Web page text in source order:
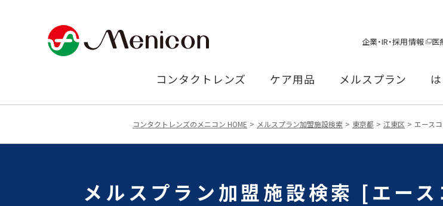
企業・IR・採用情報 医
コンタクトレンズ ケア用品 メルスプラン
コンタクトレンズのメニコン HOME メルスプラン加盟施設検索 東京都 江東区 エース
メルスプラン加盟施設検索 [エー